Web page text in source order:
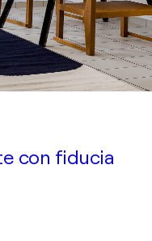
con fiducia